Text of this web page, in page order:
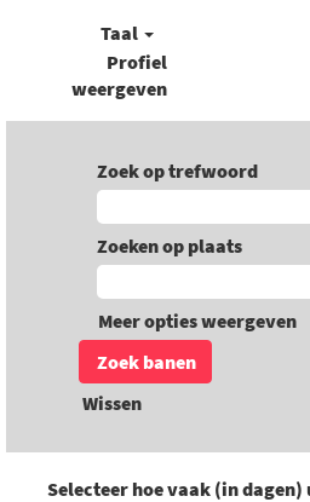
Taal
Profiel
weergeven
Zoek op trefwoord
Zoeken op plaats
Meer opties weergeven
Wissen
Selecteer hoe vaak (in